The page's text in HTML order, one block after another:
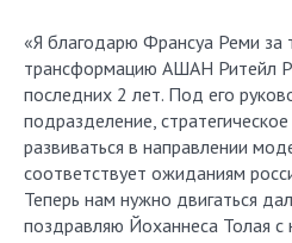
«Я благодарю Франсуа Реми за
трансформацию АШАН Ритейл
последних 2 лет. Под его
подразделение,
развиваться в направлении
соответствует ожиданиям
Теперь нам нужно двигаться
поздравляю Йоханнеса Толая